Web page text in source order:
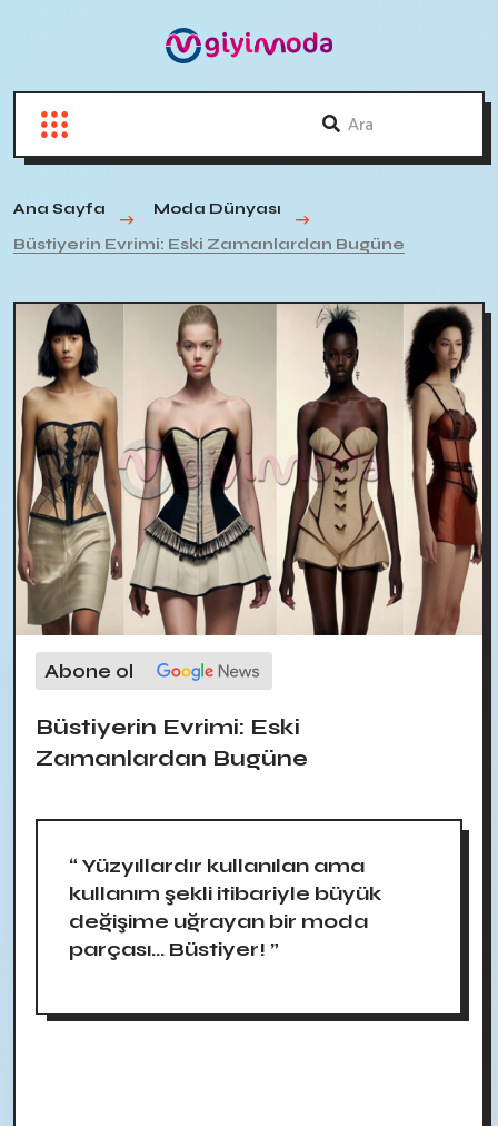
Ana Sayfa
Moda Dünyası
Büstiyerin Evrimi: Eski Zamanlardan Bugüne
Abone ol
Büstiyerin Evrimi: Eski
Zamanlardan Bugüne
“ Yüzyıllardır kullanılan ama
kullanım şekli itibariyle büyük
değişime uğrayan bir moda
parçası... Büstiyer! ”